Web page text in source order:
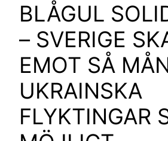
BLÅGUL
– SVERIGE
EMOT SÅ
UKRAINSKA
FLYKTINGAR